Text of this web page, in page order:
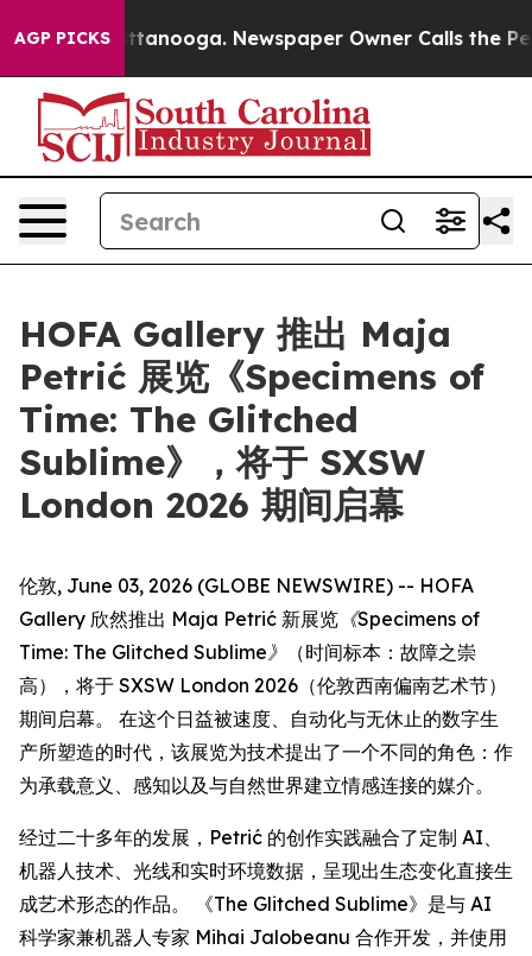
AGP PICKS
in Chattanooga. Newspaper Owner Calls the
HOFA Gallery 推出 Maja
Petrić 展览《Specimens of
Time: The Glitched
Sublime》，将于 SXSW
London 2026 期间启幕
伦敦, June 03, 2026 (GLOBE NEWSWIRE) -- HOFA
Gallery 欣然推出 Maja Petrić 新展览 《Specimens of
Time: The Glitched Sublime》
（时间标本：故障之崇
高），将于 SXSW London 2026（伦敦西南偏南艺术节）
期间启幕。 在这个日益被速度、自动化与无休止的数字生
产所塑造的时代，该展览为技术提出了一个不同的角色：作
为承载意义、感知以及与自然世界建立情感连接的媒介。
经过二十多年的发展，Petrić 的创作实践融合了定制 AI、
机器人技术、光线和实时环境数据，呈现出生态变化直接生
成艺术形态的作品。 《The Glitched Sublime》是与 AI
科学家兼机器人专家 Mihai Jalobeanu 合作开发，并使用